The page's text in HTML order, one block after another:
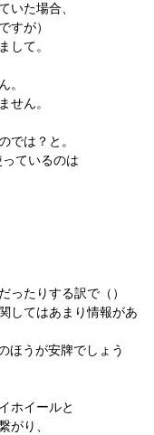
いた場合、
すが）
して。
。
せん。
では？と。
ているのは
ったりする訳で（）
してはあまり情報があ
ほうが安牌でしょう
ホイールと
がり、